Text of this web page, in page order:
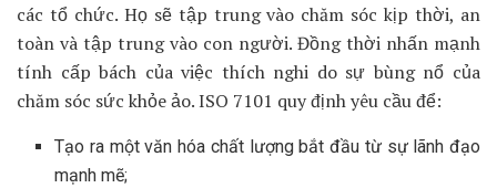
các tổ chức. Họ sẽ tập trung vào chăm sóc kịp thời, an
toàn và tập trung vào con người. Đồng thời nhấn mạnh
tính cấp bách của việc thích nghi do sự bùng nổ của
chăm sóc sức khỏe ảo. ISO 7101 quy định yêu cầu để:
Tạo ra một văn hóa chất lượng bắt đầu từ sự lãnh đạo
mạnh mẽ;